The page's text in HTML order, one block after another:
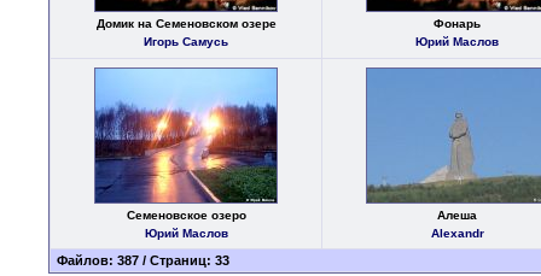
Домик на Семеновском озере
Игорь Самусь
Фонарь
Юрий Маслов
Семеновское озеро
Юрий Маслов
Алеша
Alexandr
Файлов: 387 / Страниц: 33